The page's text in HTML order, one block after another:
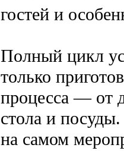
гостей и
Полный цикл
только
процесса — от
стола и посуды.
на самом